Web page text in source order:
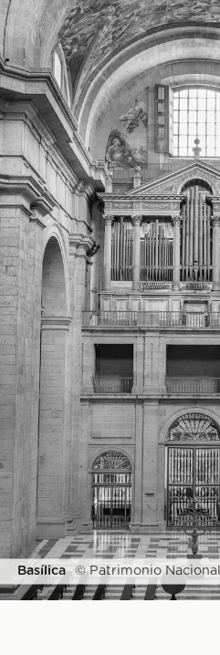
Basílica © Patrimonio Nacional